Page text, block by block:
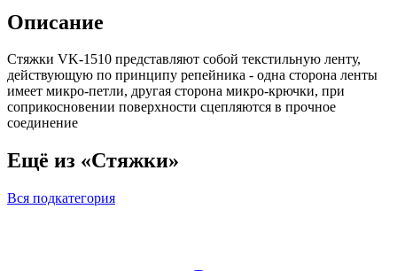
Описание
Стяжки VK-1510 представляют собой текстильную ленту,
действующую по принципу репейника - одна сторона ленты
имеет микро-петли, другая сторона микро-крючки, при
соприкосновении поверхности сцепляются в прочное
соединение
Ещё из «Стяжки»
Вся подкатегория